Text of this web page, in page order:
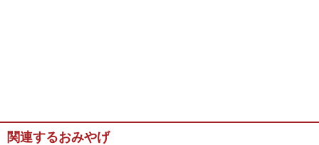
関連するおみやげ